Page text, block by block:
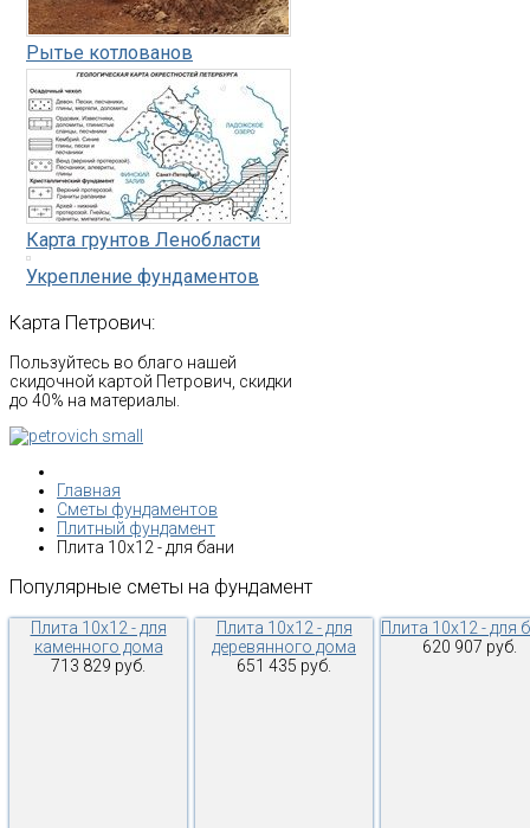
Рытье котлованов
Карта грунтов Ленобласти
Укрепление фундаментов
Карта Петрович:
Пользуйтесь во благо нашей
скидочной картой Петрович, скидки
до 40% на материалы.
Главная
Сметы фундаментов
Плитный фундамент
Плита 10х12 - для бани
Популярные сметы на фундамент
Плита 10х12 - для
каменного дома
713 829 руб.
Плита 10х12 - для
деревянного дома
651 435 руб.
Плита 10х12 - для
620 907 руб.